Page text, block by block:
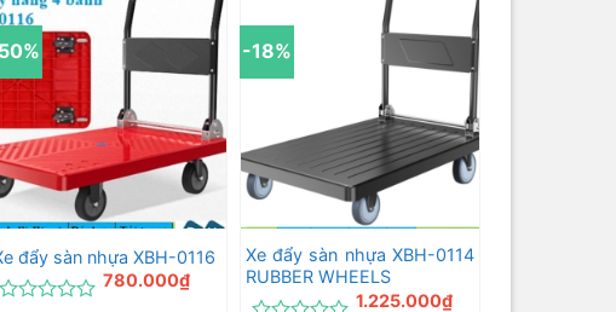
đẩy sàn nhựa XBH-0116
780.000₫
-18%
Xe đẩy sàn nhựa XBH-0114
RUBBER WHEELS
1.225.000₫